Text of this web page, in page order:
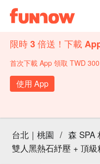
限時 3 倍送！下載
首次下載 App 領取 TWD
使用 App
台北｜桃園 / 森 SPA
雙人黑熱石紓壓 + 頂